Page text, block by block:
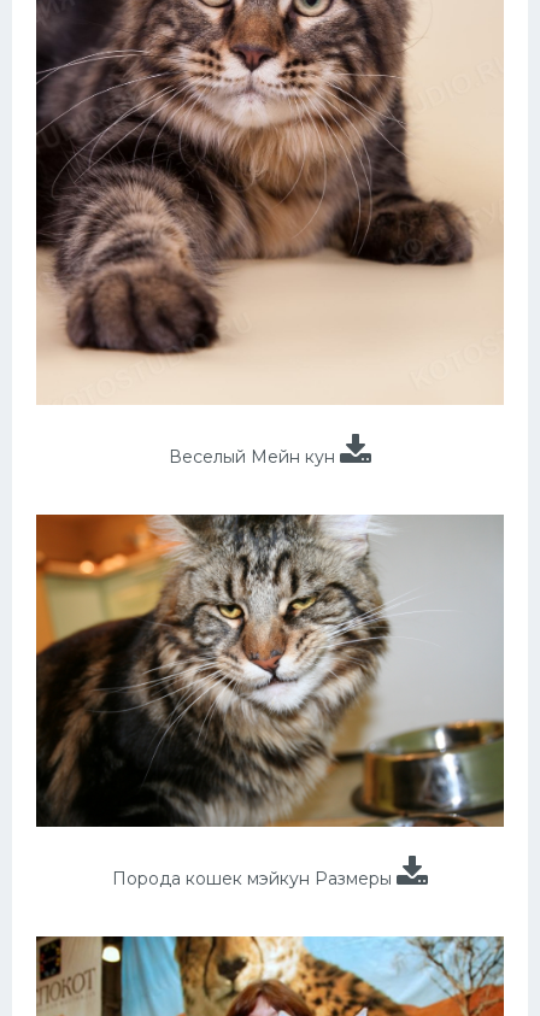
Веселый Мейн кун
Порода кошек мэйкун Размеры